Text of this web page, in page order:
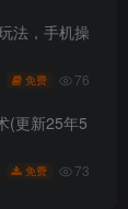
法，手机操
免费 76
(更新25年5
免费 73